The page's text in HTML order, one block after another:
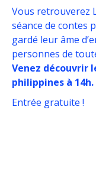
Vous retrouverez
séance de contes
gardé leur âme
personnes de
Venez découvrir
philippines à 14h.
Entrée gratuite !